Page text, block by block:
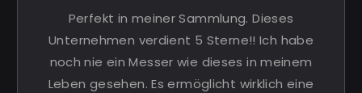
Perfekt in meiner Sammlung. Dieses
Unternehmen verdient 5 Sterne!! Ich habe
noch nie ein Messer wie dieses in meinem
Leben gesehen. Es ermöglicht wirklich eine